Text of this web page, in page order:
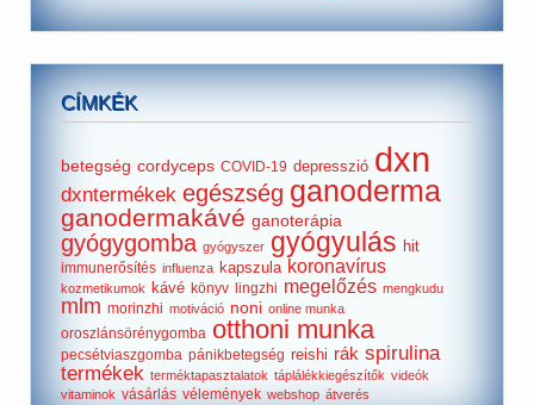
CÍMKÉK
betegség cordyceps COVID-19 depresszió dxn
dxntermékek egészség ganoderma
ganodermakávé ganoterápia
gyógygomba gyógyszer gyógyulás hit
immunerősítés influenza kapszula koronavírus
kozmetikumok kávé könyv lingzhi megelőzés mengkudu
mlm morinzhi motiváció noni online munka
oroszlánsörénygomba otthoni munka
pecsétviaszgomba pánikbetegség reishi rák spirulina
termékek terméktapasztalatok táplálékkiegészítők videók
vitaminok vásárlás vélemények webshop átverés